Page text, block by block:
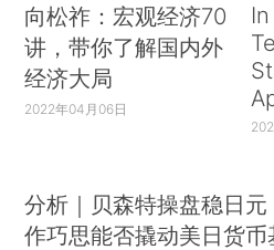
向松祚：宏观经济70
讲，带你了解国内外
经济大局
2022年04月06日
分析｜贝森特操盘稳日元
作巧思能否撬动美日货币